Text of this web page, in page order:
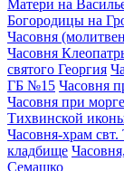
Матери на
Богородицы на
Часовня
Часовня
святого Георгия
ГБ №15 Часовня
Часовня при
Тихвинской
Часовня-храм
кладбище
Семашко